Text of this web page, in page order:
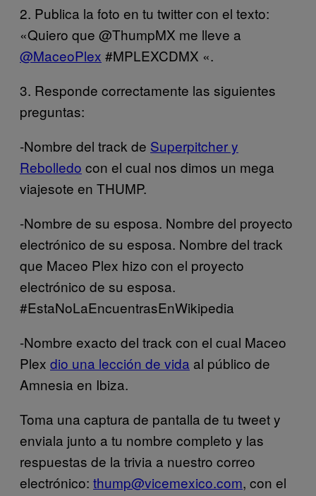
2. Publica la foto en tu twitter con el texto:
«Quiero que @ThumpMX me lleve a
@MaceoPlex #MPLEXCDMX «.
3. Responde correctamente las siguientes
preguntas:
-Nombre del track de Superpitcher y
Rebolledo con el cual nos dimos un mega
viajesote en THUMP.
-Nombre de su esposa. Nombre del proyecto
electrónico de su esposa. Nombre del track
que Maceo Plex hizo con el proyecto
electrónico de su esposa.
#EstaNoLaEncuentrasEnWikipedia
-Nombre exacto del track con el cual Maceo
Plex dio una lección de vida al público de
Amnesia en Ibiza.
Toma una captura de pantalla de tu tweet y
enviala junto a tu nombre completo y las
respuestas de la trivia a nuestro correo
electrónico: thump@vicemexico.com, con el